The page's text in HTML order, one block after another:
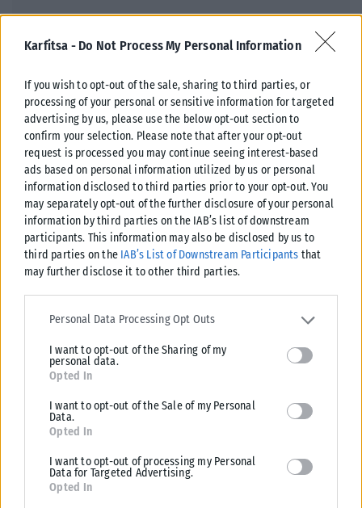
Karfitsa - Do Not Process My Personal Information
If you wish to opt-out of the sale, sharing to third parties, or
processing of your personal or sensitive information for targeted
advertising by us, please use the below opt-out section to
confirm your selection. Please note that after your opt-out
request is processed you may continue seeing interest-based
ads based on personal information utilized by us or personal
information disclosed to third parties prior to your opt-out. You
may separately opt-out of the further disclosure of your personal
information by third parties on the IAB’s list of downstream
participants. This information may also be disclosed by us to
third parties on the IAB’s List of Downstream Participants that
may further disclose it to other third parties.
Please note that this website/app uses one or more Google
services and may gather and store information including but not
deny consent to Google and its third-party tags to use your data
for below specified purposes in below Google consent section.
Personal Data Processing Opt Outs
I want to opt-out of the Sharing of my
personal data.
Opted In
I want to opt-out of the Sale of my Personal
Data.
Opted In
I want to opt-out of processing my Personal
Data for Targeted Advertising.
Opted In
ΔΙΕΘΝΉ
Η Amazon προετοιμάζει τη συνέχεια του ντοκιμαντέρ Melania
Η Amazon προφανώς επιταχύνει την προετοιμασία μιας συνέχειας
ντοκιμαντέρ για την πρώτη κυρία των ΗΠΑ, Μελάνια Τραμπ. Παρά το
γεγονός...